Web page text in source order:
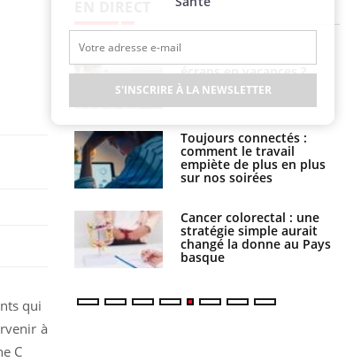
qui
à
C
écrans en vacances ?
Toujours connectés :
comment le travail
empiète de plus en plus
sur nos soirées
Cancer colorectal : une
stratégie simple aurait
changé la donne au Pays
basque
West Nile : que se passe-
t-il dans le sud de la
France ?
Les médicaments GLP-1
protègent-ils aussi les os
?
Cytomégalovirus : ce qui
change dans la prise en
charge des femmes
enceintes
S'INSCRIRE À LA NEWSLETTER